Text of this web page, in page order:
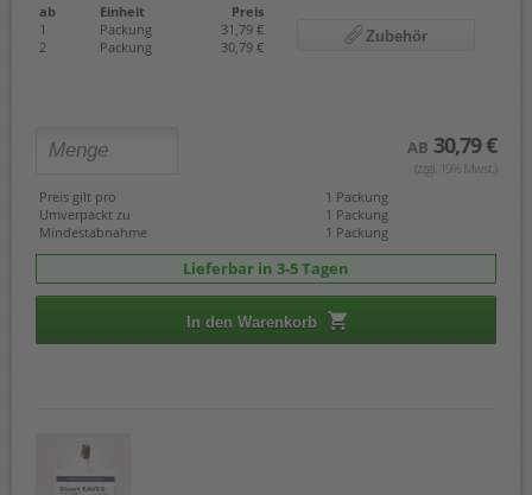
ab Einheit
Preis
1
Packung
31,79 €
2
Packung 30,79 €
Zubehör
AB 30,79 €
(zzgl. 19% Mwst.)
Preis gilt pro
1 Packung
Umverpackt zu
1 Packung
Mindestabnahme
1 Packung
Lieferbar in 3-5 Tagen
In den Warenkorb